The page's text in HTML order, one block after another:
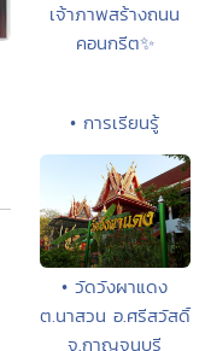
เจ้าภาพสร้างถนน
คอนกรีต✨
• การเรียนรู้
• วัดวังผาแดง
ต.นาสวน อ.ศรีสวัสดิ์
จ.กาญจนบุรี